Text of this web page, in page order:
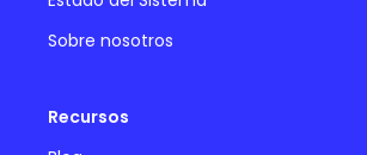
Sobre nosotros
Recursos